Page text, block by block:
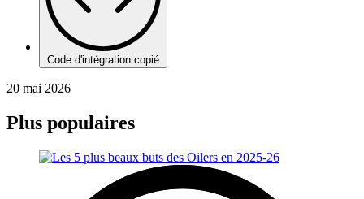
Code d'intégration copié
20 mai 2026
Plus populaires